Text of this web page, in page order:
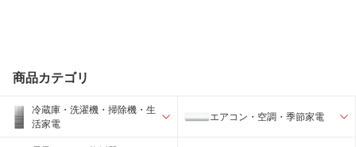
商品カテゴリ
冷蔵庫・洗濯機・掃除機・生
活家電
エアコン・空調・季節家電